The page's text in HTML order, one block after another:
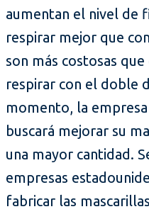
aumentan el nivel de
respirar mejor que
son más costosas
respirar con el doble
momento, la
buscará mejorar su
una mayor cantidad.
empresas
fabricar las